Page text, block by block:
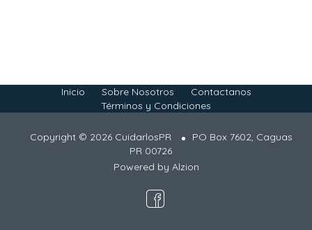
Inicio Sobre Nosotros
Contactanos
Términos y Condiciones
Copyright © 2026 CuidarlosPR
PO Box 7602, Caguas
PR 00726
Powered by Alzion